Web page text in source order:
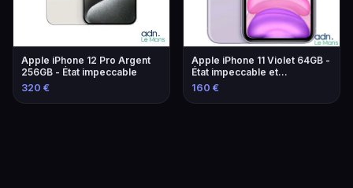
Apple iPhone 12 Pro Argent
256GB - État impeccable
320 €
Apple iPhone 11 Violet 64GB -
État impeccable et
performant
160 €